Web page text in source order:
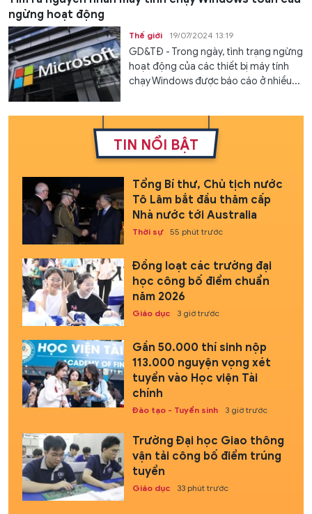
ngừng hoạt động
Thế giới 19/07/2024 13:19
GD&TĐ - Trong ngày, tình trạng ngừng
hoạt động của các thiết bị máy tính
chạy Windows được báo cáo ở nhiều...
TIN NỔI BẬT
Tổng Bí thư, Chủ tịch nước
Tô Lâm bắt đầu thăm cấp
Nhà nước tới Australia
Thời sự 55 phút trước
Đồng loạt các trường đại
học công bố điểm chuẩn
năm 2026
Giáo dục 3 giờ trước
Gần 50.000 thí sinh nộp
113.000 nguyện vọng xét
tuyển vào Học viện Tài
chính
Đào tạo - Tuyển sinh 3 giờ trước
Trường Đại học Giao thông
vận tải công bố điểm trúng
tuyển
Giáo dục 33 phút trước